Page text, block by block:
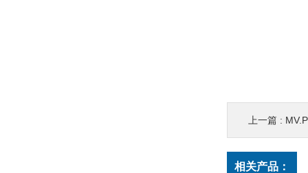
上一篇 :
相关产品：